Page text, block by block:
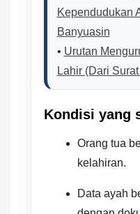
Kependudukan
Banyuasin
• Urutan
Lahir (Dari
Kondisi yang
Orang tua
kelahiran.
Data ayah